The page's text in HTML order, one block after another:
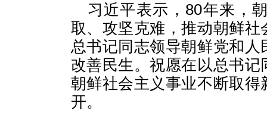
习近平表示，80年来，
取、攻坚克难，推动朝鲜
总书记同志领导朝鲜党和
改善民生。祝愿在以总书
朝鲜社会主义事业不断取
开。